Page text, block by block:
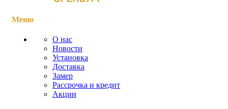
Меню
О нас
Новости
Установка
Доставка
Замер
Рассрочка и кредит
Акции